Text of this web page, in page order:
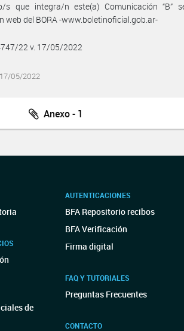
s que integra/n este(a) Comunicación “B”
web del BORA -www.boletinoficial.gob.ar-
22 v. 17/05/2022
05/2022
Anexo - 1
de
AUTENTICACIONES
BFA Repositorio recibos
BFA Verificación
Firma digital
FAQ Y TUTORIALES
Preguntas Frecuentes
CONTACTO